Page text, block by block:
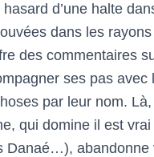
d’une halte
dans les
des commentaires
ses pas
par leur nom.
qui domine il est
Danaé…), abandonne